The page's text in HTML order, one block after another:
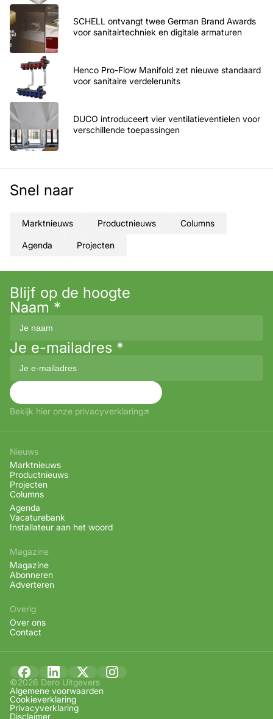
SCHELL ontvangt twee German Brand Awards
voor sanitairtechniek en digitale armaturen
Henco Pro-Flow Manifold zet nieuwe standaard
voor sanitaire verdelerunits
DUCO introduceert vier ventilatieventielen voor
verschillende toepassingen
Snel naar
Marktnieuws Productnieuws Columns
Agenda Projecten
Blijf op de hoogte
Naam *
Je e-mailadres *
Bekijk hier onze privacyverklaring
Nieuws
Marktnieuws
Productnieuws
Projecten
Columns
Agenda
Vacaturebank
Installateur aan het woord
Magazine
Magazine
Abonneren
Adverteren
Overig
Over ons
Contact
©2026 Dero Uitgevers
Algemene voorwaarden
Cookieverklaring
Privacyverklaring
Disclaimer